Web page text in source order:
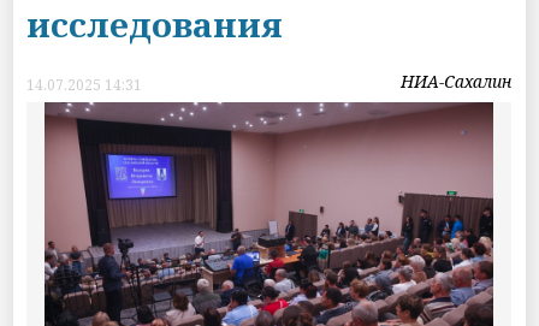
исследования
14.07.2025 14:31 НИА-Сахалин